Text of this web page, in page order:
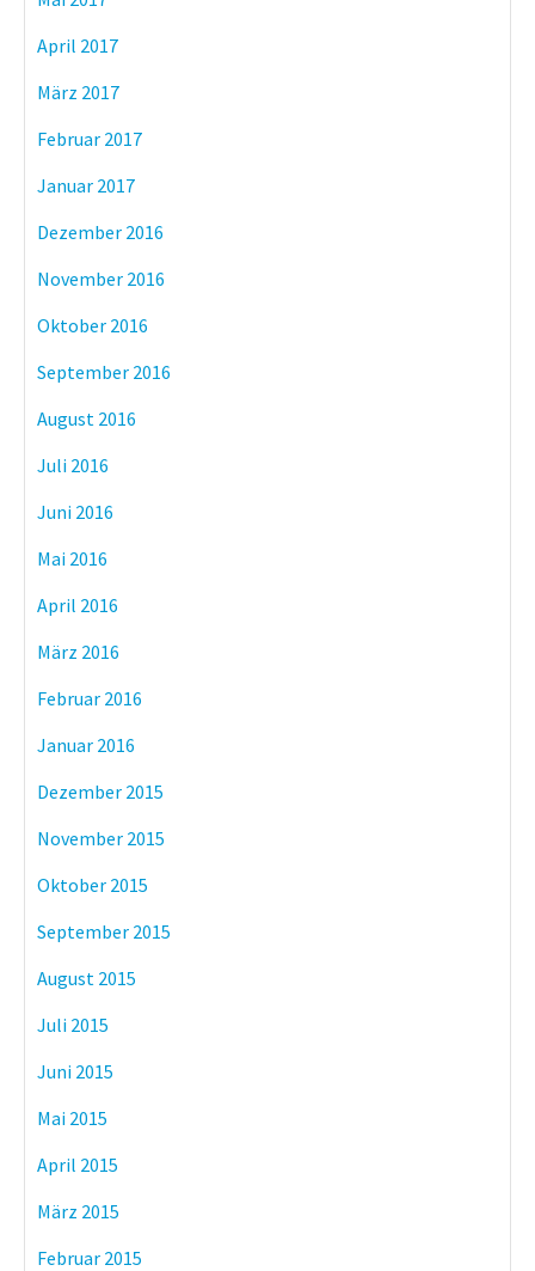
April 2017
März 2017
Februar 2017
Januar 2017
Dezember 2016
November 2016
Oktober 2016
September 2016
August 2016
Juli 2016
Juni 2016
Mai 2016
April 2016
März 2016
Februar 2016
Januar 2016
Dezember 2015
November 2015
Oktober 2015
September 2015
August 2015
Juli 2015
Juni 2015
Mai 2015
April 2015
März 2015
Februar 2015